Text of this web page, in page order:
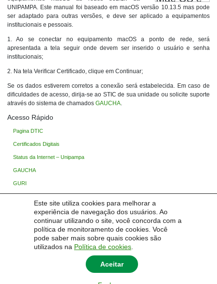
Este site utiliza cookies para melhorar a
experiência de navegação dos usuários. Ao
continuar utilizando o site, você concorda com a
política de monitoramento de cookies. Você
pode saber mais sobre quais cookies são
utilizados na Política de cookies
Aceitar
UNIPAMPA. Este manual foi baseado em macOS versão 10.13.5 mas pode
ser adaptado para outras versões, e deve ser aplicado a equipamentos
institucionais e pessoais.
1. Ao se conectar no equipamento macOS a ponto de rede, será
apresentada a tela seguir onde devem ser inserido o usuário e senha
institucionais;
2. Na tela Verificar Certificado, clique em Continuar;
Se os dados estiverem corretos a conexão será estabelecida. Em caso de
dificuldades de acesso, dirija-se ao STIC de sua unidade ou solicite suporte
através do sistema de chamados GAUCHA.
Acesso Rápido
Pagina DTIC
Certificados Digitais
Status da Internet – Unipampa
GAUCHA
GURI
Processo Seletivo
Base de Conhecimento
TIC Wiki (Restrito)
Central de Serviços em Tecnologia da Informação